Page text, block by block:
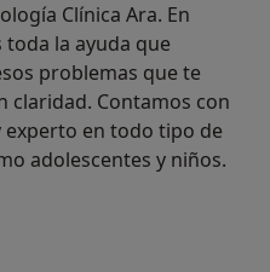
Clínica Ara. En
la ayuda que
problemas que te
claridad. Contamos con
en todo tipo de
adolescentes y niños.
para